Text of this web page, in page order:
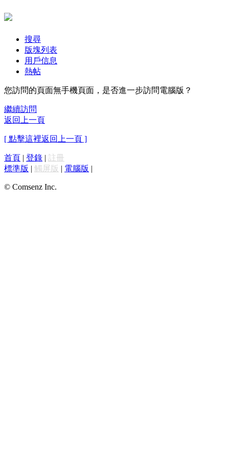
搜尋
版塊列表
用戶信息
熱帖
您訪問的頁面無手機頁面，是否進一步訪問電腦版？
繼續訪問
返回上一頁
[ 點擊這裡返回上一頁 ]
首頁 | 登錄 | 註冊
標準版 | 觸屏版 | 電腦版 |
© Comsenz Inc.